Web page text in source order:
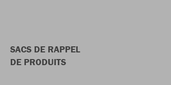
SACS DE RAPPEL
DE PRODUITS